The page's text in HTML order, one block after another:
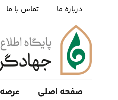
درباره ما تماس با ما
صفحه اصلی